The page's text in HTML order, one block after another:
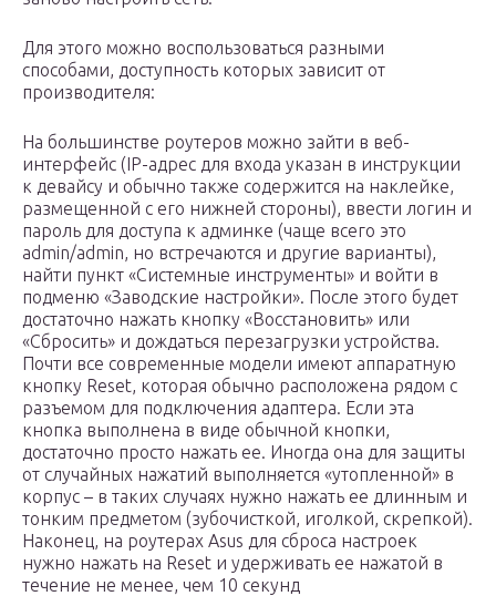
Для этого можно воспользоваться разными
способами, доступность которых зависит от
производителя:
На большинстве роутеров можно зайти в веб-
интерфейс (IP-адрес для входа указан в инструкции
к девайсу и обычно также содержится на наклейке,
размещенной с его нижней стороны), ввести логин и
пароль для доступа к админке (чаще всего это
admin/admin, но встречаются и другие варианты),
найти пункт «Системные инструменты» и войти в
подменю «Заводские настройки». После этого будет
достаточно нажать кнопку «Восстановить» или
«Сбросить» и дождаться перезагрузки устройства.
Почти все современные модели имеют аппаратную
кнопку Reset, которая обычно расположена рядом с
разъемом для подключения адаптера. Если эта
кнопка выполнена в виде обычной кнопки,
достаточно просто нажать ее. Иногда она для защиты
от случайных нажатий выполняется «утопленной» в
корпус – в таких случаях нужно нажать ее длинным и
тонким предметом (зубочисткой, иголкой, скрепкой).
Наконец, на роутерах Asus для сброса настроек
нужно нажать на Reset и удерживать ее нажатой в
течение не менее, чем 10 секунд